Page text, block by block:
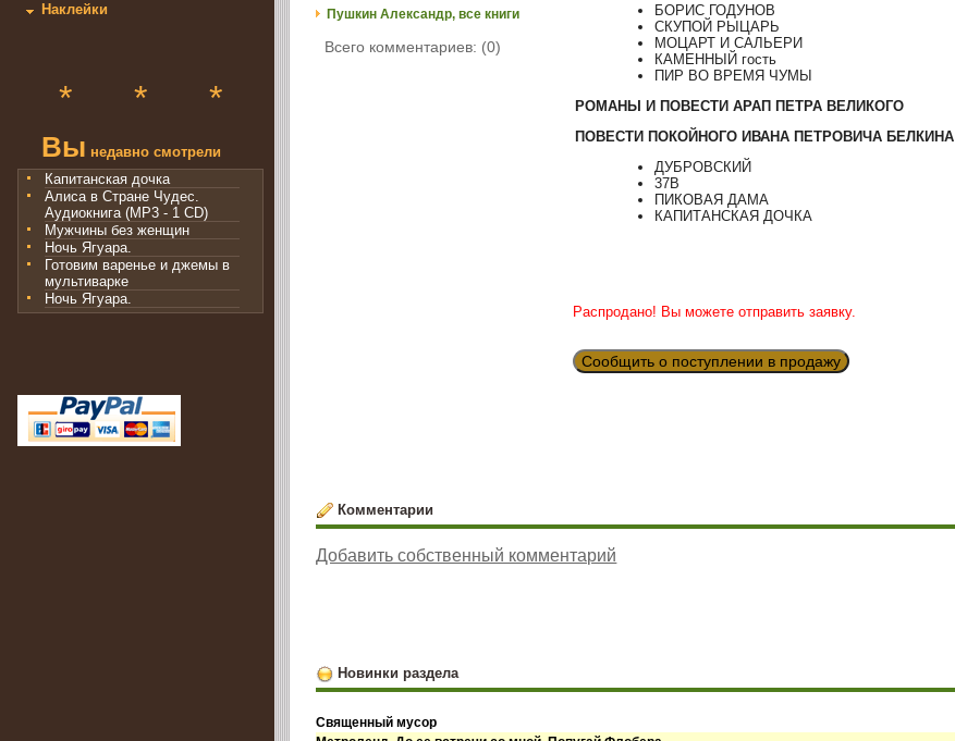
Наклейки
* * *
Вы недавно смотрели
Капитанская дочка
Алиса в Стране Чудес.
Аудиокнига (MP3 - 1 CD)
Мужчины без женщин
Ночь Ягуара.
Готовим варенье и джемы в
мультиварке
Ночь Ягуара.
Пушкин Александр, все книги
Всего комментариев: (0)
БОРИС ГОДУНОВ
СКУПОЙ РЫЦАРЬ
МОЦАРТ И САЛЬЕРИ
КАМЕННЫЙ гость
ПИР ВО ВРЕМЯ ЧУМЫ
РОМАНЫ И ПОВЕСТИ АРАП ПЕТРА ВЕЛИКОГО
ПОВЕСТИ ПОКОЙНОГО ИВАНА ПЕТРОВИЧА БЕЛКИНА
ДУБРОВСКИЙ
37В
ПИКОВАЯ ДАМА
КАПИТАНСКАЯ ДОЧКА
Распродано! Вы можете отправить заявку.
Сообщить о поступлении в продажу
Комментарии
Добавить собственный комментарий
Новинки раздела
Священный мусор